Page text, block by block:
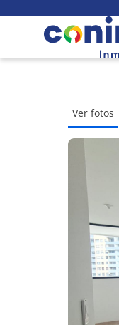
Ver fotos